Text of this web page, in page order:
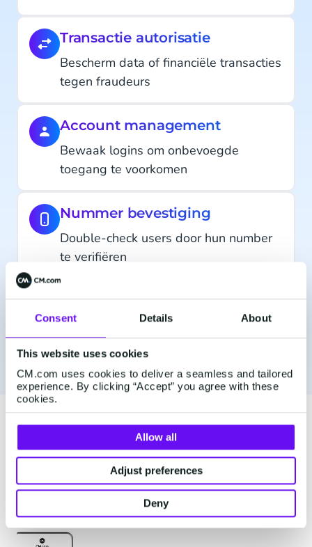
Consent Details About
This website uses cookies
CM.com uses cookies to deliver a seamless and tailored
experience. By clicking “Accept” you agree with these
cookies.
Allow all
Adjust preferences
Deny
Transactie autorisatie
Bescherm data of financiële transacties
tegen fraudeurs
Account management
Bewaak logins om onbevoegde
toegang te voorkomen
Nummer bevestiging
Double-check users door hun number
te verifiëren
Preventie van fraude
Stel traffic regels en monitoring in om
Kies de beste verificatie
kanalen voor jouw
doelgroep